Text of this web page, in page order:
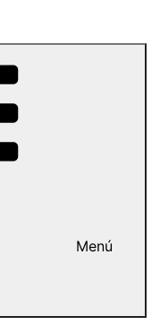
Menú